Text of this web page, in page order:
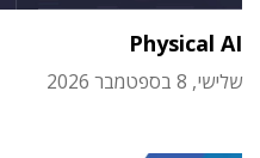
Physical AI
שלישי, 8 בספטמבר 2026